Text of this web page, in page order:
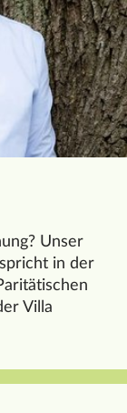
Unser
in der
Villa